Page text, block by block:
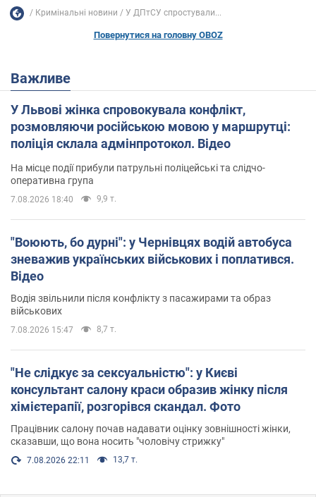
Кримінальні новини У ДПтСУ спростували...
Повернутися на головну OBOZ
Важливе
У Львові жінка спровокувала конфлікт,
розмовляючи російською мовою у маршрутці:
поліція склала адмінпротокол. Відео
На місце події прибули патрульні поліцейські та слідчо-
оперативна група
7.08.2026 18:40 9,9 т.
"Воюють, бо дурні": у Чернівцях водій автобуса
зневажив українських військових і поплатився.
Відео
Водія звільнили після конфлікту з пасажирами та образ
військових
7.08.2026 15:47 8,7 т.
"Не слідкує за сексуальністю": у Києві
консультант салону краси образив жінку після
хімієтерапії, розгорівся скандал. Фото
Працівник салону почав надавати оцінку зовнішності жінки,
сказавши, що вона носить "чоловічу стрижку"
7.08.2026 22:11 13,7 т.